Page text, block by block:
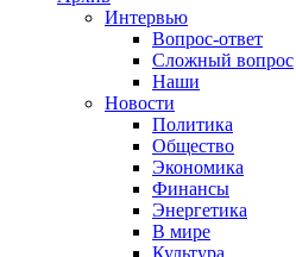
Интервью
Вопрос-ответ
Сложный вопрос
Наши
Новости
Политика
Общество
Экономика
Финансы
Энергетика
В мире
Культура